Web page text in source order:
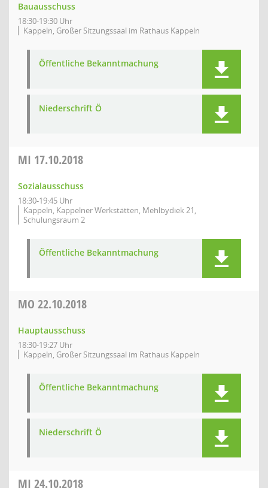
Bauausschuss
18:30-19:30 Uhr
Kappeln, Großer Sitzungssaal im Rathaus Kappeln
Öffentliche Bekanntmachung
Niederschrift Ö
MI 17.10.2018
Sozialausschuss
18:30-19:45 Uhr
Kappeln, Kappelner Werkstätten, Mehlbydiek 21,
Schulungsraum 2
Öffentliche Bekanntmachung
MO 22.10.2018
Hauptausschuss
18:30-19:27 Uhr
Kappeln, Großer Sitzungssaal im Rathaus Kappeln
Öffentliche Bekanntmachung
Niederschrift Ö
MI 24.10.2018